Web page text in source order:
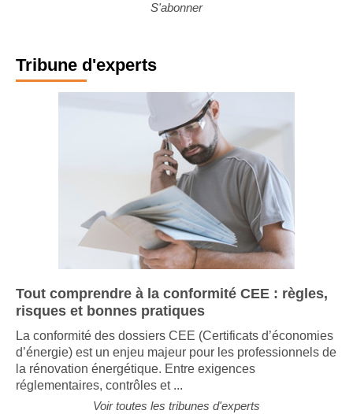
S'abonner
Tribune d'experts
Tout comprendre à la conformité CEE : règles,
risques et bonnes pratiques
La conformité des dossiers CEE (Certificats d’économies
d’énergie) est un enjeu majeur pour les professionnels de
la rénovation énergétique. Entre exigences
réglementaires, contrôles et ...
Voir toutes les tribunes d'experts